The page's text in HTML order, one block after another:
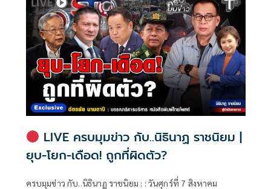
LIVE ครบมุมข่าว กับ..นิธินาฏ ราชนิยม |
ยุบ-โยก-เดือด! ถูกที่ผิดตัว?
ครบมุมข่าว กับ..นิธินาฏ ราชนิยม : : วันศุกร์ที่ 7 สิงหาคม